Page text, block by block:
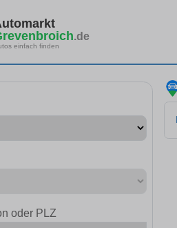
.de
einfach finden
oder PLZ